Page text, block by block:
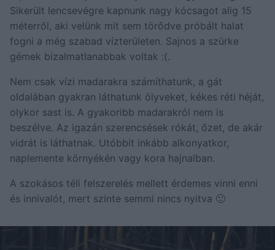
Sikerült lencsevégre kapnunk nagy kócsagot alig 15
méterről, aki velünk mit sem törődve próbált halat
fogni a még szabad vízterületen. Sajnos a szürke
gémek bizalmatlanabbak voltak :(.
Nem csak vízi madarakra számíthatunk, a gát
oldalában gyakran láthatunk ölyveket, kékes réti héját,
olykor sast is. A gyakoribb madarakról nem is
beszélve. Az igazán szerencsések rókát, őzet, de akár
vidrát is láthatnak. Utóbbit inkább alkonyatkor,
naplemente környékén vagy kora hajnalban.
A szokásos téli felszerelés mellett érdemes vinni enni
és innivalót, mert szinte semmi nincs nyitva 🙁